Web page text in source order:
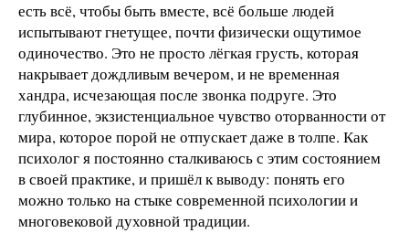
есть всё, чтобы быть вместе, всё больше людей
испытывают гнетущее, почти физически ощутимое
одиночество. Это не просто лёгкая грусть, которая
накрывает дождливым вечером, и не временная
хандра, исчезающая после звонка подруге. Это
глубинное, экзистенциальное чувство оторванности от
мира, которое порой не отпускает даже в толпе. Как
психолог я постоянно сталкиваюсь с этим состоянием
в своей практике, и пришёл к выводу: понять его
можно только на стыке современной психологии и
многовековой духовной традиции.